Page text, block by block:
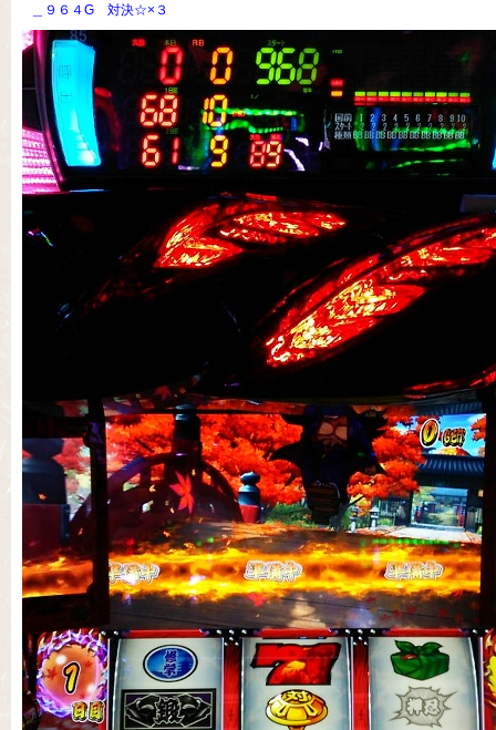
＿９６４G 対決☆×３